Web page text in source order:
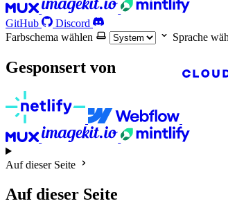
GitHub
Discord
Farbschema wählen
Sprache
Gesponsert von
Auf dieser Seite
Auf dieser Seite